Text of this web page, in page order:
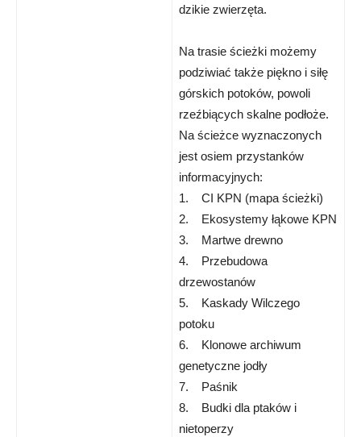
dzikie zwierzęta.
Na trasie ścieżki możemy
podziwiać także piękno i siłę
górskich potoków, powoli
rzeźbiących skalne podłoże.
Na ścieżce wyznaczonych
jest osiem przystanków
informacyjnych:
1. CI KPN (mapa ścieżki)
2. Ekosystemy łąkowe KPN
3. Martwe drewno
4. Przebudowa
drzewostanów
5. Kaskady Wilczego
potoku
6. Klonowe archiwum
genetyczne jodły
7. Paśnik
8. Budki dla ptaków i
nietoperzy